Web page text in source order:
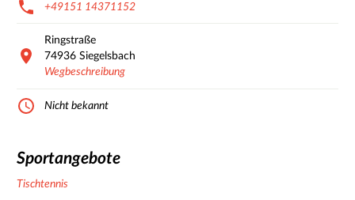
+49151 14371152
Ringstraße
74936 Siegelsbach
Wegbeschreibung
Nicht bekannt
Sportangebote
Tischtennis